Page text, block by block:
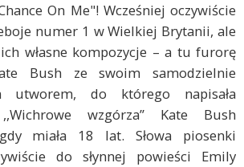
On Me"! Wcześniej oczywiście
numer 1 w Wielkiej Brytanii, ale
własne kompozycje – a tu furorę
Bush ze swoim samodzielnie
utworem, do którego napisała
wzgórza” Kate Bush
gdy miała 18 lat. Słowa piosenki
do słynnej powieści Emily